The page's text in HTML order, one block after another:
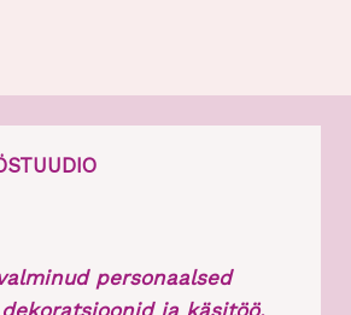
personaalsed
ja käsitöö.